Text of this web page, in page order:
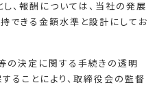
、報酬については、当社の発展
できる金額水準と設計にしてお
の決定に関する手続きの透明
ることにより、取締役会の監督